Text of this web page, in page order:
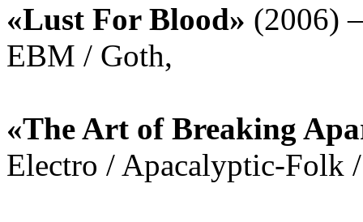
«Lust For Blood» (2006)
EBM / Goth,
«The Art of Breaking
Electro / Apacalyptic-Folk